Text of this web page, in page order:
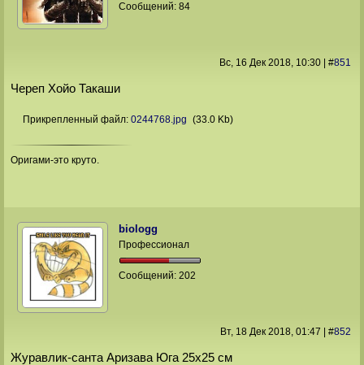
Сообщений:84
Вс, 16 Дек 2018, 10:30| #851
Череп Хойо Такаши
Прикрепленный файл: 0244768.jpg (33.0 Kb)
Оригами-это круто.
biologg
Профессионал
Сообщений:202
Вт, 18 Дек 2018, 01:47 #852
Журавлик-санта Аризава Юга 25х25 см